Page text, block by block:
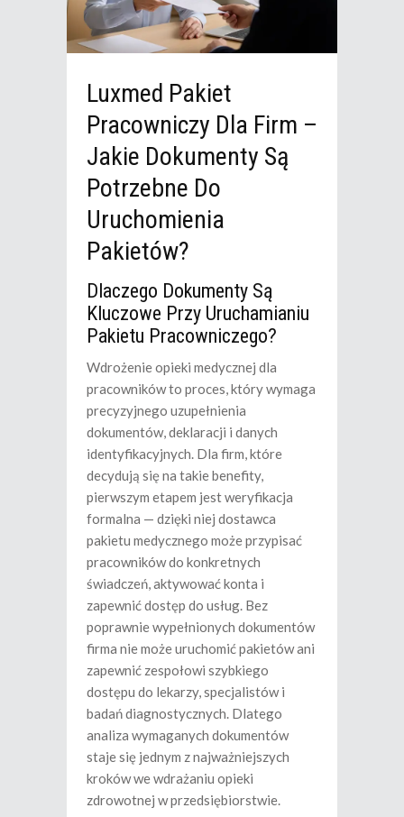
Luxmed Pakiet
Pracowniczy Dla Firm –
Jakie Dokumenty Są
Potrzebne Do
Uruchomienia
Pakietów?
Dlaczego Dokumenty Są
Kluczowe Przy Uruchamianiu
Pakietu Pracowniczego?
Wdrożenie opieki medycznej dla
pracowników to proces, który wymaga
precyzyjnego uzupełnienia
dokumentów, deklaracji i danych
identyfikacyjnych. Dla firm, które
decydują się na takie benefity,
pierwszym etapem jest weryfikacja
formalna — dzięki niej dostawca
pakietu medycznego może przypisać
pracowników do konkretnych
świadczeń, aktywować konta i
zapewnić dostęp do usług. Bez
poprawnie wypełnionych dokumentów
firma nie może uruchomić pakietów ani
zapewnić zespołowi szybkiego
dostępu do lekarzy, specjalistów i
badań diagnostycznych. Dlatego
analiza wymaganych dokumentów
staje się jednym z najważniejszych
kroków we wdrażaniu opieki
zdrowotnej w przedsiębiorstwie.